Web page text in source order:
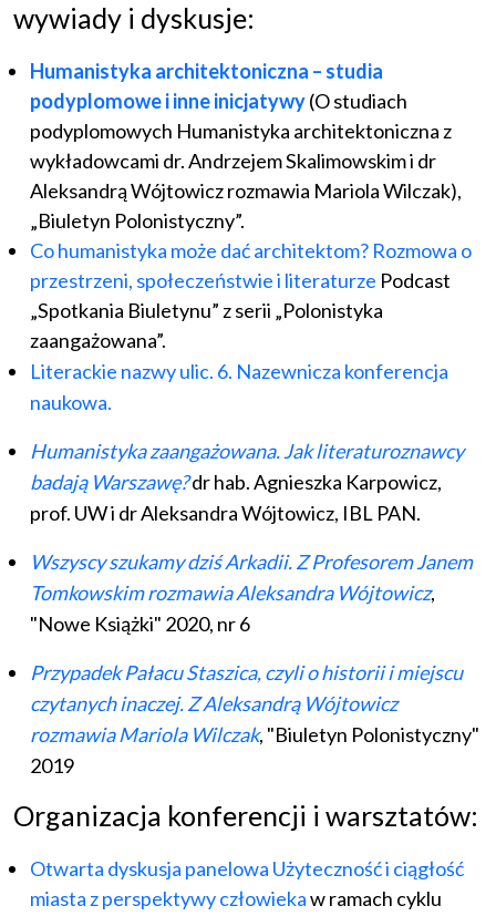
wywiady i dyskusje:
Humanistyka architektoniczna – studia
podyplomowe i inne inicjatywy(O studiach
podyplomowych Humanistyka architektoniczna z
wykładowcami dr. Andrzejem Skalimowskim i dr
Aleksandrą Wójtowicz rozmawia Mariola Wilczak),
„Biuletyn Polonistyczny”.
Co humanistyka może dać architektom? Rozmowa o
przestrzeni, społeczeństwie i literaturze Podcast
„Spotkania Biuletynu” z serii „Polonistyka
zaangażowana”.
Literackie nazwy ulic. 6. Nazewnicza konferencja
naukowa.
Humanistyka zaangażowana. Jak literaturoznawcy
badają Warszawę?dr hab. Agnieszka Karpowicz,
prof. UW i dr Aleksandra Wójtowicz, IBL PAN.
Wszyscy szukamy dziś Arkadii. Z Profesorem Janem
Tomkowskim rozmawia Aleksandra Wójtowicz,
"Nowe Książki" 2020, nr 6
Przypadek Pałacu Staszica, czyli o historii i miejscu
czytanych inaczej. Z Aleksandrą Wójtowicz
rozmawia Mariola Wilczak, "Biuletyn Polonistyczny"
2019
Organizacja konferencji i warsztatów:
Otwarta dyskusja panelowa Użyteczność i ciągłość
miasta z perspektywy człowiekaw ramach cyklu